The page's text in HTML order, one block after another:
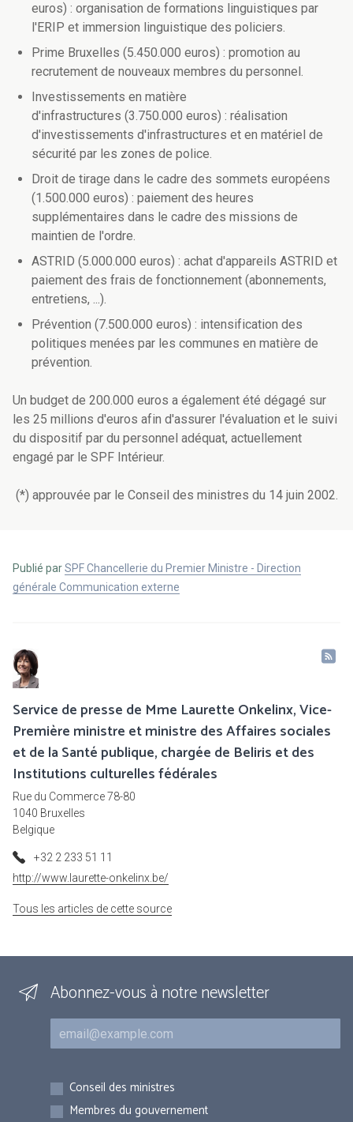
euros) : organisation de formations linguistiques par
l'ERIP et immersion linguistique des policiers.
Prime Bruxelles (5.450.000 euros) : promotion au
recrutement de nouveaux membres du personnel.
Investissements en matière
d'infrastructures (3.750.000 euros) : réalisation
d'investissements d'infrastructures et en matériel de
sécurité par les zones de police.
Droit de tirage dans le cadre des sommets européens
(1.500.000 euros) : paiement des heures
supplémentaires dans le cadre des missions de
maintien de l'ordre.
ASTRID (5.000.000 euros) : achat d'appareils ASTRID et
paiement des frais de fonctionnement (abonnements,
entretiens, ...).
Prévention (7.500.000 euros) : intensification des
politiques menées par les communes en matière de
prévention.
Un budget de 200.000 euros a également été dégagé sur
les 25 millions d'euros afin d'assurer l'évaluation et le suivi
du dispositif par du personnel adéquat, actuellement
engagé par le SPF Intérieur.
(*) approuvée par le Conseil des ministres du 14 juin 2002.
Publié parSPF Chancellerie du Premier Ministre - Direction
générale Communication externe
Service de presse de Mme Laurette Onkelinx, Vice-
Première ministre et ministre des Affaires sociales
et de la Santé publique, chargée de Beliris et des
Institutions culturelles fédérales
Rue du Commerce 78-80
1040 Bruxelles
Belgique
+32 2 233 51 11
http://www.laurette-onkelinx.be/
Tous les articles de cette source
Abonnez-vous à notre newsletter
Courriel
Inscriptions
Conseil des ministres
Membres du gouvernement